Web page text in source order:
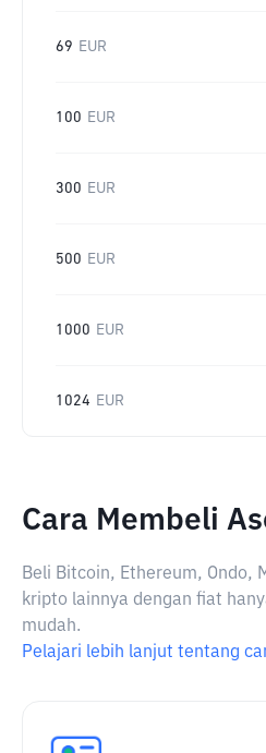
69 EUR
100 EUR
300 EUR
500 EUR
1000 EUR
1024 EUR
Cara Membeli
Beli Bitcoin, Ethereum, Ondo,
kripto lainnya dengan fiat
mudah.
Pelajari lebih lanjut tentang